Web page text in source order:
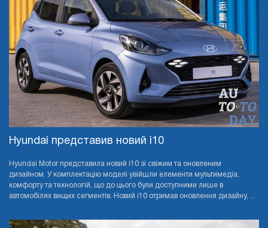
Hyundai представив новий i10
Hyundai Motor представила новий i10 зі свіжим та оновленим
дизайном. У комплектацію моделі увійшли елементи мультимедіа,
комфорту та технологій, що до цього були доступними лише в
автомобілях вищих сегментів. Новий i10 отримав оновлення дизайну, ...